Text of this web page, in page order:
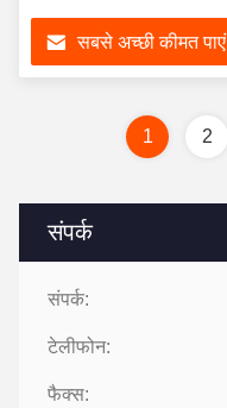
संपर्क
संपर्क:
टेलीफोन:
फैक्स:
एल्यूमीनियम ईंट
सबसे अच्छी कीमत पाएं
1 2